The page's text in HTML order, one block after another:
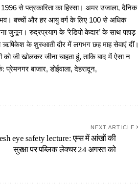
से पत्रकारिता का हिस्सा। अमर उजाला, दैनिक
बच्चों और हर आयु वर्ग के लिए 100 से अधिक
जुनून। रुद्रप्रयाग के ‘रेडियो केदार’ के साथ पहाड़
ऋषिकेश के शुरुआती दौर में लगभग छह माह सेवाएं दीं।
जी खोलकर जीना चाहता हूं, ताकि बाद में ऐसा न
प्रेमनगर बाजार, डोईवाला, देहरादून,
NEXT ARTICLE
eye safety lecture: एम्स में आंखों की
सुरक्षा पर पब्लिक लेक्चर 24 अगस्त को